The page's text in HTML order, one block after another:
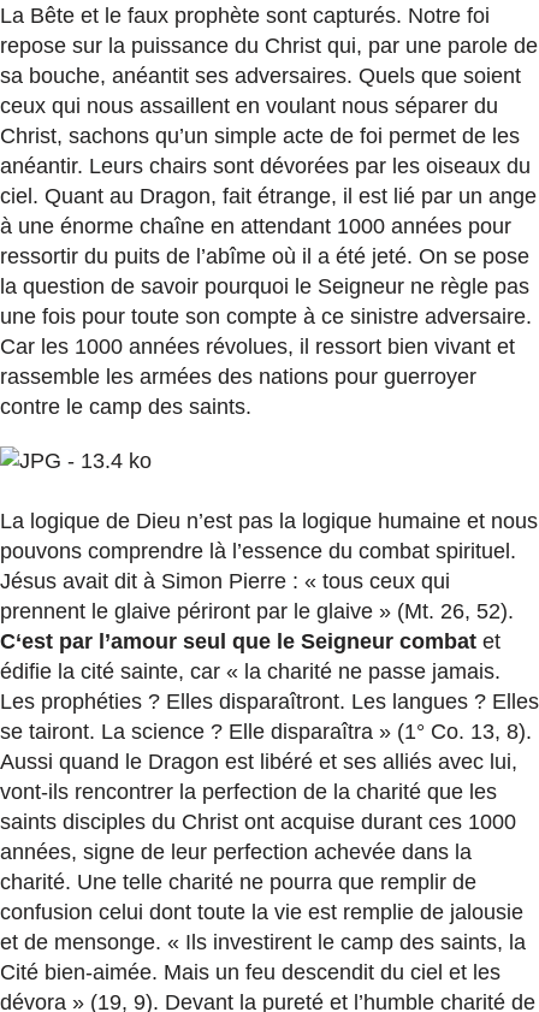
La Bête et le faux prophète sont capturés. Notre foi
repose sur la puissance du Christ qui, par une parole de
sa bouche, anéantit ses adversaires. Quels que soient
ceux qui nous assaillent en voulant nous séparer du
Christ, sachons qu’un simple acte de foi permet de les
anéantir. Leurs chairs sont dévorées par les oiseaux du
ciel. Quant au Dragon, fait étrange, il est lié par un ange
à une énorme chaîne en attendant 1000 années pour
ressortir du puits de l’abîme où il a été jeté. On se pose
la question de savoir pourquoi le Seigneur ne règle pas
une fois pour toute son compte à ce sinistre adversaire.
Car les 1000 années révolues, il ressort bien vivant et
rassemble les armées des nations pour guerroyer
contre le camp des saints.
La logique de Dieu n’est pas la logique humaine et nous
pouvons comprendre là l’essence du combat spirituel.
Jésus avait dit à Simon Pierre : « tous ceux qui
prennent le glaive périront par le glaive » (Mt. 26, 52).
C‘est par l’amour seul que le Seigneur combat et
édifie la cité sainte, car « la charité ne passe jamais.
Les prophéties ? Elles disparaîtront. Les langues ? Elles
se tairont. La science ? Elle disparaîtra » (1° Co. 13, 8).
Aussi quand le Dragon est libéré et ses alliés avec lui,
vont-ils rencontrer la perfection de la charité que les
saints disciples du Christ ont acquise durant ces 1000
années, signe de leur perfection achevée dans la
charité. Une telle charité ne pourra que remplir de
confusion celui dont toute la vie est remplie de jalousie
et de mensonge. « Ils investirent le camp des saints, la
Cité bien-aimée. Mais un feu descendit du ciel et les
dévora » (19, 9). Devant la pureté et l’humble charité de